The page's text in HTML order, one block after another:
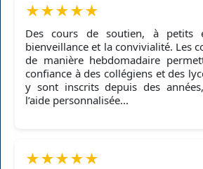
★★★★★
Des cours de soutien, à petits
bienveillance et la convivialité. Les
de manière hebdomadaire
confiance à des collégiens et des
y sont inscrits depuis des
l’aide personnalisée...
★★★★★